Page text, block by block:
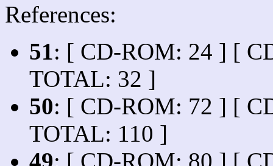
References:
51: [ CD-ROM: 24 ] [
TOTAL: 32 ]
50: [ CD-ROM: 72 ] [
TOTAL: 110 ]
49: [ CD-ROM: 80 ] [